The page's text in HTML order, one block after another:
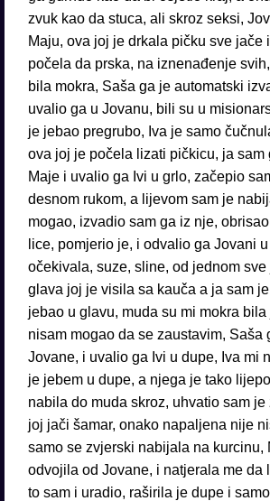
zvuk kao da stuca, ali skroz seksi,
Maju, ova joj je drkala pičku sve jače
počela da prska, na iznenađenje
bila mokra, Saša ga je automatski
uvalio ga u Jovanu, bili su u
je jebao pregrubo, Iva je samo
ova joj je počela lizati pičkicu, ja sam
Maje i uvalio ga Ivi u grlo, začepio
desnom rukom, a lijevom sam je
mogao, izvadio sam ga iz nje,
lice, pomjerio je, i odvalio ga Jovani
očekivala, suze, sline, od jednom
glava joj je visila sa kauča a ja sam
jebao u glavu, muda su mi mokra
nisam mogao da se zaustavim, Saša
Jovane, i uvalio ga Ivi u dupe, Iva mi
je jebem u dupe, a njega je tako
nabila do muda skroz, uhvatio sam
joj jači šamar, onako napaljena nije
samo se zvjerski nabijala na kurcinu,
odvojila od Jovane, i natjerala me da
to sam i uradio, raširila je dupe i